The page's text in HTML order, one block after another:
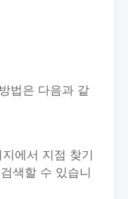
법은 다음과 같
에서 지점 찾기
색할 수 있습니